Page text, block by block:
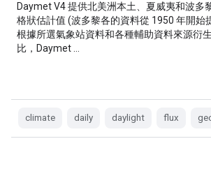
Daymet V4 提供北美洲本土、夏威夷和波多
格狀估計值 (波多黎各的資料從 1950 年開始
根據所選氣象站資料和各種輔助資料來源衍
比，Daymet …
climate daily daylight flux